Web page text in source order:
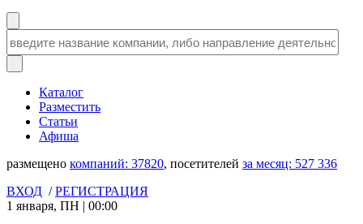
Каталог
Разместить
Статьи
Афиша
размещено компаний: 37820, посетителей за месяц: 527 336
ВХОД /РЕГИСТРАЦИЯ
1 января, ПН | 00:00